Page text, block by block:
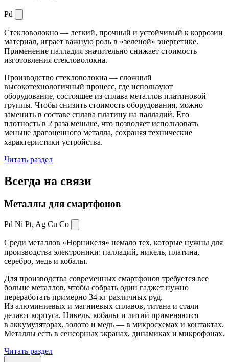
Pd
Стекловолокно — легкий, прочный и устойчивый к коррозии
материал, играет важную роль в «зеленой» энергетике.
Применение палладия значительно снижает стоимость
изготовления стекловолокна.
Производство стекловолокна — сложный
высокотехнологичный процесс, где используют
оборудование, состоящее из сплава металлов платиновой
группы. Чтобы снизить стоимость оборудования, можно
заменить в составе сплава платину на палладий. Его
плотность в 2 раза меньше, что позволяет использовать
меньше драгоценного металла, сохраняя технические
характеристики устройства.
Читать раздел
Всегда на связи
Металлы для смартфонов
Pd Ni Pt, Ag Cu Co
Среди металлов «Норникеля» немало тех, которые нужны для
производства электроники: палладий, никель, платина,
серебро, медь и кобальт.
Для производства современных смартфонов требуется все
больше металлов, чтобы собрать один гаджет нужно
переработать примерно 34 кг различных руд.
Из алюминиевых и магниевых сплавов, титана и стали
делают корпуса. Никель, кобальт и литий применяются
в аккумуляторах, золото и медь — в микросхемах и контактах.
Металлы есть в сенсорных экранах, динамиках и микрофонах.
Читать раздел